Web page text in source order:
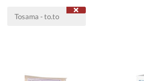
Tosama - to.to